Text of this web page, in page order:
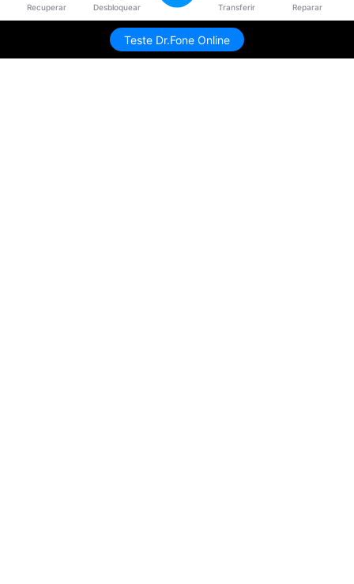
Recuperar Desbloquear Transferir Reparar
Teste Dr.Fone Online